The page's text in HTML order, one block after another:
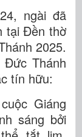
ngài đã
tại Đền thờ
2025.
Đức Thánh
tín hữu:
Giáng
sáng bởi